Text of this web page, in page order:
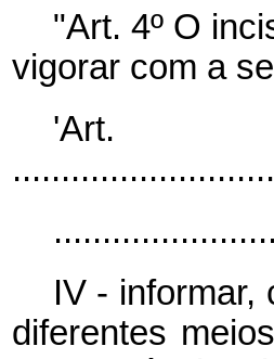
"Art. 4º O
vigorar com a
IV - informar,
diferentes